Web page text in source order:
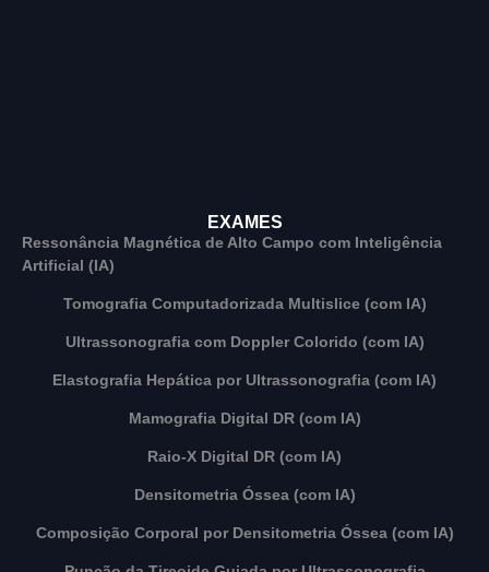
EXAMES
Ressonância Magnética de Alto Campo com Inteligência
Artificial (IA)
Tomografia Computadorizada Multislice (com IA)
Ultrassonografia com Doppler Colorido (com IA)
Elastografia Hepática por Ultrassonografia (com IA)
Mamografia Digital DR (com IA)
Raio-X Digital DR (com IA)
Densitometria Óssea (com IA)
Composição Corporal por Densitometria Óssea (com IA)